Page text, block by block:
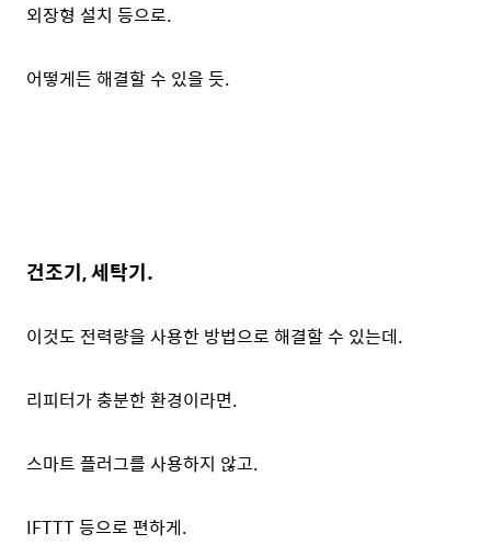
외장형 설치 등으로.
어떻게든 해결할 수 있을 듯.
건조기, 세탁기.
이것도 전력량을 사용한 방법으로 해결할 수 있는데.
리피터가 충분한 환경이라면.
스마트 플러그를 사용하지 않고.
IFTTT 등으로 편하게.